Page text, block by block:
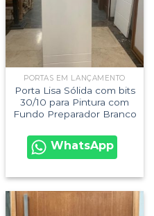
PORTAS EM LANÇAMENTO
Porta Lisa Sólida com bits
30/10 para Pintura com
Fundo Preparador Branco
WhatsApp